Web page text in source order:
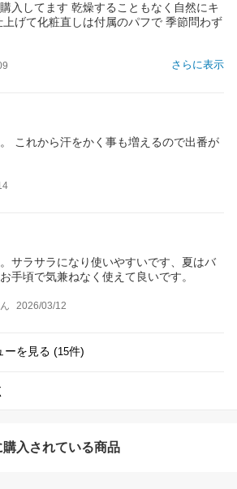
入してます 乾燥することもなく自然にキ
げて化粧直しは付属のパフで 季節問わず
さらに表示
これから汗をかく事も増えるので出番が
サラサラになり使いやすいです、夏はバ
手頃で気兼ねなく使えて良いです。
2026/03/12
ーを見る (15件)
入されている商品